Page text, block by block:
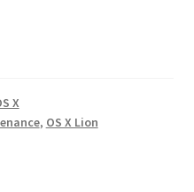
X
, OS X Lion